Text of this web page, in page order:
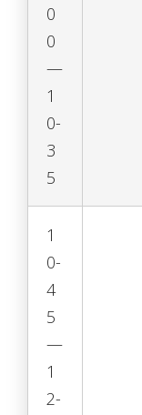
0
0
—
1
0-
3
5
1
0-
4
5
—
1
2-